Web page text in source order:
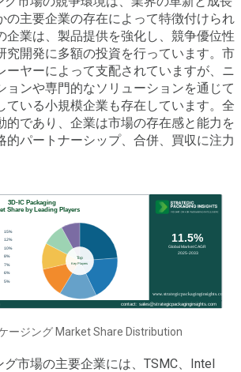
の主要企業の存在によって特徴付けられ
企業は、製品提供を強化し、競争優位性
究開発に多額の投資を行っています。市
ーヤーによって支配されていますが、ニ
ョンや専門的なソリューションを通じて
ている小規模企業も存在しています。全
的であり、企業は市場の存在感と能力を
的パートナーシップ、合併、買収に注力
ージング Market Share Distribution
市場の主要企業には、TSMC、Intel